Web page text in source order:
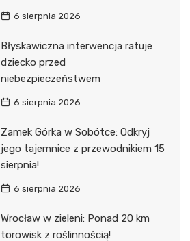
6 sierpnia 2026
Błyskawiczna interwencja ratuje
dziecko przed
niebezpieczeństwem
6 sierpnia 2026
Zamek Górka w Sobótce: Odkryj
jego tajemnice z przewodnikiem 15
sierpnia!
6 sierpnia 2026
Wrocław w zieleni: Ponad 20 km
torowisk z roślinnością!